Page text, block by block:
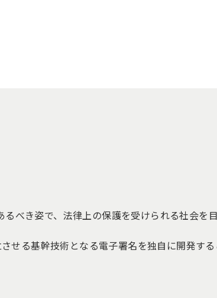
べき姿で、法律上の保護を受けられる社会を目
せる基幹技術となる電子署名を独自に開発す